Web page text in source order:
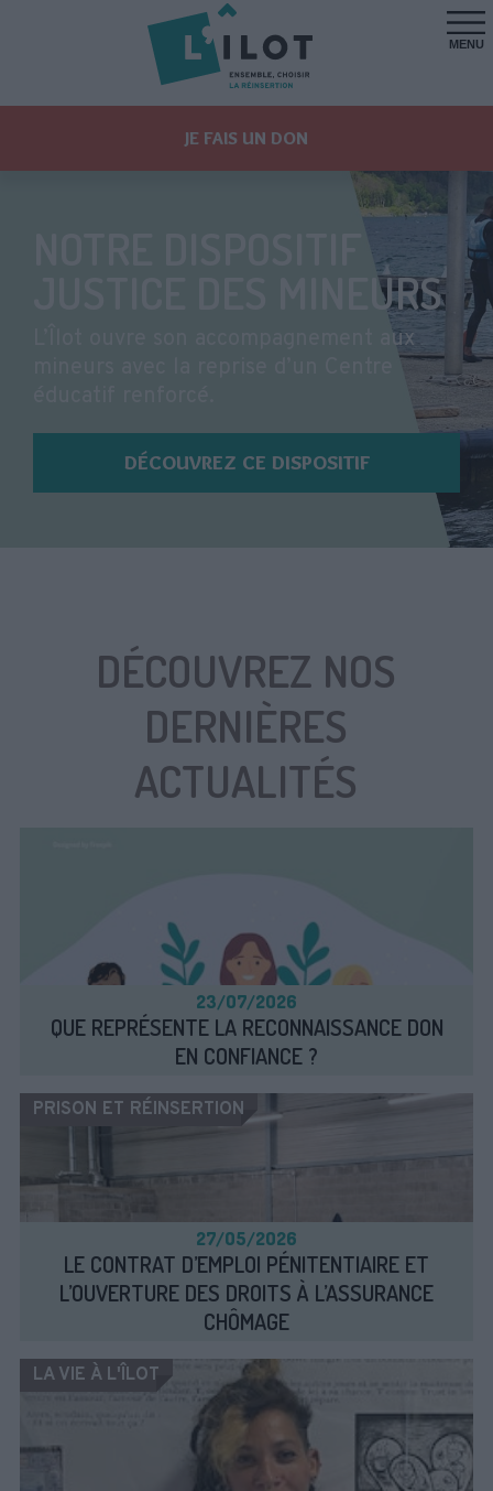
MENU
JE FAIS UN DON
JUSTICE DES MINEURS
L’Îlot ouvre son accompagnement aux
DÉCOUVREZ CE DISPOSITIF
DÉCOUVREZ NOS
DERNIÈRES
ACTUALITÉS
23/O7/2O26
QUE REPRÉSENTE LA RECONNAISSANCE DON
EN CONFIANCE ?
PRISON ET RÉINSERTION
27/O5/2O26
LE CONTRAT D’EMPLOI PÉNITENTIAIRE ET
L’OUVERTURE DES DROITS À L’ASSURANCE
CHÔMAGE
LA VIE À L'ÎLOT